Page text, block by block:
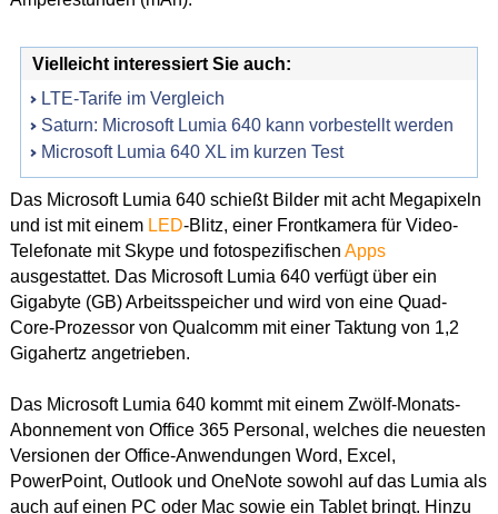
Vielleicht interessiert Sie auch:
LTE-Tarife im Vergleich
Saturn: Microsoft Lumia 640 kann vorbestellt werden
Microsoft Lumia 640 XL im kurzen Test
Das Microsoft Lumia 640 schießt Bilder mit acht Megapixeln
und ist mit einem LED-Blitz, einer Frontkamera für Video-
Telefonate mit Skype und fotospezifischen Apps
ausgestattet. Das Microsoft Lumia 640 verfügt über ein
Gigabyte (GB) Arbeitsspeicher und wird von eine Quad-
Core-Prozessor von Qualcomm mit einer Taktung von 1,2
Gigahertz angetrieben.
Das Microsoft Lumia 640 kommt mit einem Zwölf-Monats-
Abonnement von Office 365 Personal, welches die neuesten
Versionen der Office-Anwendungen Word, Excel,
PowerPoint, Outlook und OneNote sowohl auf das Lumia als
auch auf einen PC oder Mac sowie ein Tablet bringt. Hinzu